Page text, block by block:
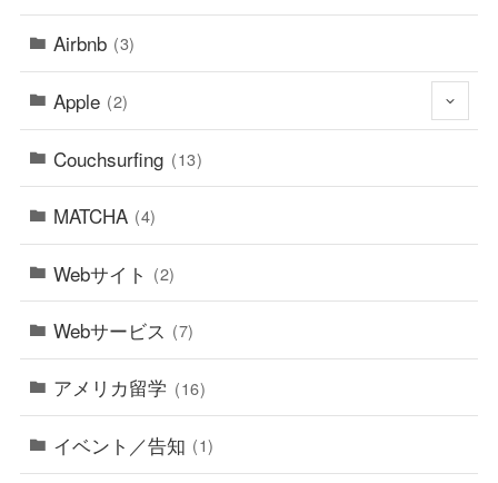
Airbnb (3)
Apple (2)
Couchsurfing (13)
MATCHA (4)
Webサイト (2)
Webサービス (7)
アメリカ留学 (16)
イベント／告知 (1)